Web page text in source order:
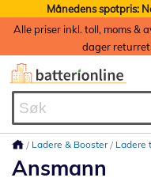
Månedens spotpris:
Alle priser inkl. toll, moms &
dager returret
Ladere & Booster Ladere
Ansmann